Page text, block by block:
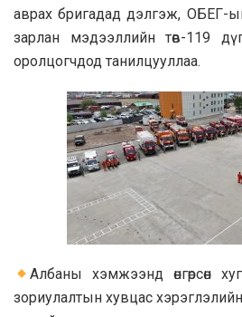
аврах бригадад дэлгэж, ОБЕГ-
зарлан мэдээллийн төв-119
оролцогчдод танилцууллаа.
Албаны хэмжээнд өнгөрсөн
зориулалтын хувцас